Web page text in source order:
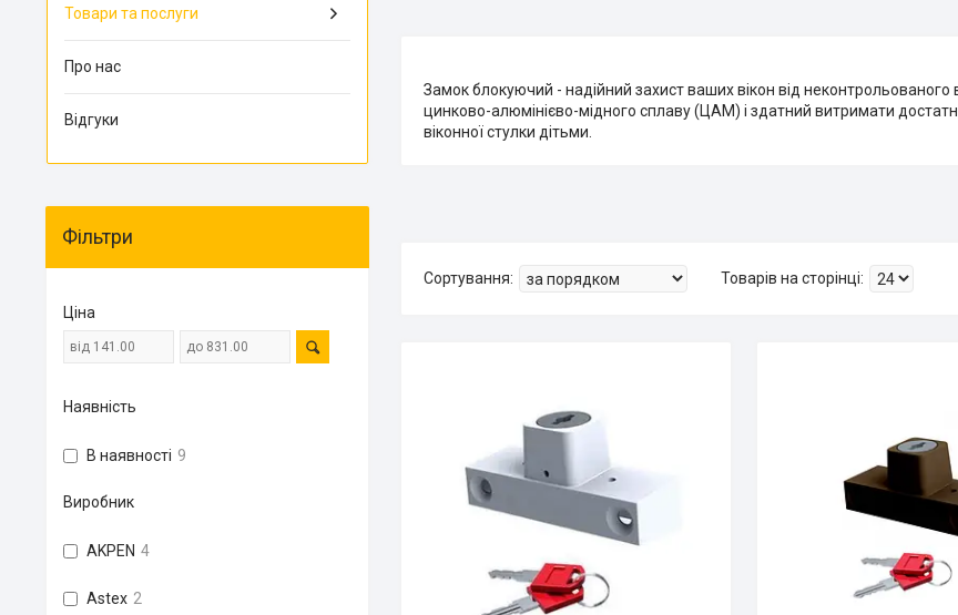
Замок блокуючий - надійний захист ваших вікон від неконтрольованого
цинково-алюмінієво-мідного сплаву (ЦАМ) і здатний витримати
віконної стулки дітьми.
Товари та послуги
Про нас
Відгуки
Фільтри
Ціна
Наявність
В наявності 9
Виробник
AKPEN 4
Astex 2